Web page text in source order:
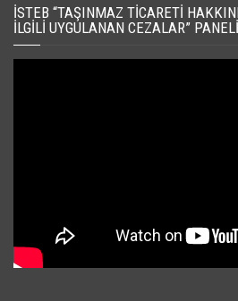
İSTEB “TAŞINMAZ TICARETI
İLGILI UYGULANAN CEZALAR”